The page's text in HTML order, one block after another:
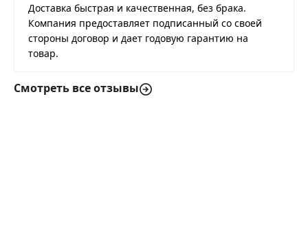
Доставка быстрая и качественная, без брака.
Компания предоставляет подписанный со своей
стороны договор и дает годовую гарантию на
товар.
Смотреть все отзывы